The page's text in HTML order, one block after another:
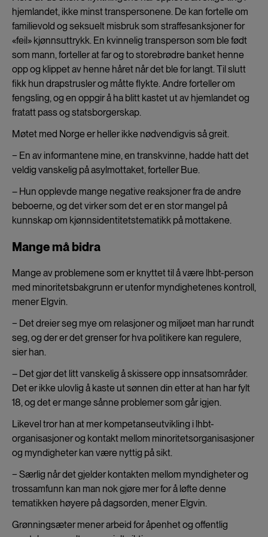
hjemlandet, ikke minst transpersonene. De kan fortelle om
familievold og seksuelt misbruk som straffesanksjoner for
«feil» kjønnsuttrykk. En kvinnelig transperson som ble født
som mann, forteller at far og to storebrødre banket henne
opp og klippet av henne håret når det ble for langt. Til slutt
fikk hun drapstrusler og måtte flykte. Andre forteller om
fengsling, og en oppgir å ha blitt kastet ut av hjemlandet og
fratatt pass og statsborgerskap.
Møtet med Norge er heller ikke nødvendigvis så greit.
− En av informantene mine, en transkvinne, hadde hatt det
veldig vanskelig på asylmottaket, forteller Bue.
– Hun opplevde mange negative reaksjoner fra de andre
beboerne, og det virker som det er en stor mangel på
kunnskap om kjønnsidentitetstematikk på mottakene.
Mange må bidra
Mange av problemene som er knyttet til å være lhbt-person
med minoritetsbakgrunn er utenfor myndighetenes kontroll,
mener Elgvin.
− Det dreier seg mye om relasjoner og miljøet man har rundt
seg, og der er det grenser for hva politikere kan regulere,
sier han.
– Det gjør det litt vanskelig å skissere opp innsatsområder.
Det er ikke ulovlig å kaste ut sønnen din etter at han har fylt
18, og det er mange sånne problemer som går igjen.
Likevel tror han at mer kompetanseutvikling i lhbt-
organisasjoner og kontakt mellom minoritetsorganisasjoner
og myndigheter kan være nyttig på sikt.
− Særlig når det gjelder kontakten mellom myndigheter og
trossamfunn kan man nok gjøre mer for å løfte denne
tematikken høyere på dagsorden, mener Elgvin.
Grønningsæter mener arbeid for åpenhet og offentlig